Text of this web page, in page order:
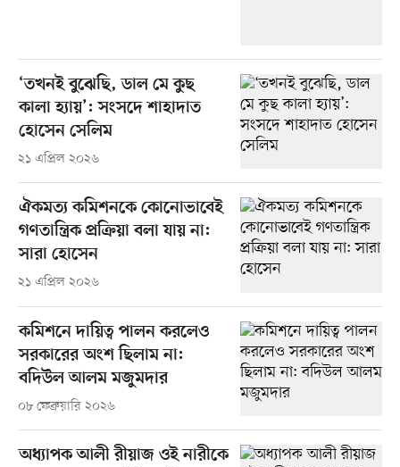
‘তখনই বুঝেছি, ডাল মে কুছ
কালা হ্যায়’: সংসদে শাহাদাত
হোসেন সেলিম
২১ এপ্রিল ২০২৬
ঐকমত্য কমিশনকে কোনোভাবেই
গণতান্ত্রিক প্রক্রিয়া বলা যায় না:
সারা হোসেন
২১ এপ্রিল ২০২৬
কমিশনে দায়িত্ব পালন করলেও
সরকারের অংশ ছিলাম না:
বদিউল আলম মজুমদার
০৮ ফেব্রুয়ারি ২০২৬
অধ্যাপক আলী রীয়াজ ওই নারীকে